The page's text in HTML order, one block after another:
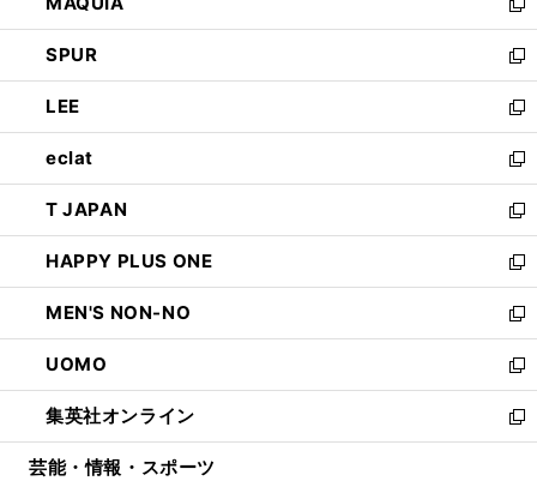
ド
ウ
で
開
く
ィ
ン
ド
ウ
で
開
く
い
ウ
ィ
ン
ド
ウ
で
開
く
新
し
い
ウ
ィ
ン
ド
ウ
で
開
く
SPUR
新
し
い
ウ
ィ
ン
ド
ウ
で
開
く
LEE
新
し
い
ウ
ィ
ン
ド
ウ
で
開
く
eclat
新
し
い
ウ
ィ
ン
ド
ウ
で
開
く
T JAPAN
新
し
い
ウ
ィ
ン
ド
ウ
で
開
HAPPY PLUS ONE
新
し
い
ウ
ィ
ン
ド
ウ
MEN'S NON-NO
新
し
い
ウ
ィ
ン
UOMO
新
し
い
ウ
集英社オンライン
新
し
芸能・情報・スポーツ